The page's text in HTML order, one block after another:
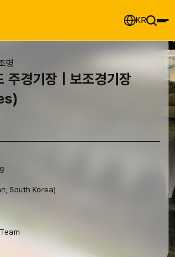
KR
명
주경기장 | 보조경기장
South Korea)